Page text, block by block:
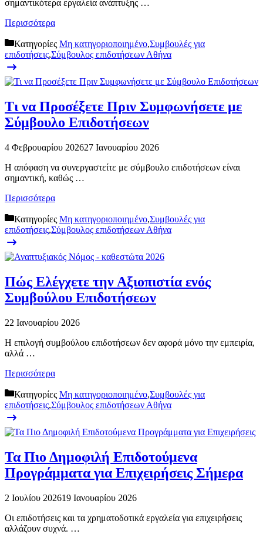
σημαντικότερα εργαλεία ανάπτυξης …
Περισσότερα
Κατηγορίες Μη κατηγοριοποιημένο,Συμβουλές για
επιδοτήσεις,Σύμβουλος επιδοτήσεων Αθήνα
Τι να Προσέξετε Πριν Συμφωνήσετε με
Σύμβουλο Επιδοτήσεων
4 Φεβρουαρίου 202627 Ιανουαρίου 2026
Η απόφαση να συνεργαστείτε με σύμβουλο επιδοτήσεων είναι
σημαντική, καθώς …
Περισσότερα
Κατηγορίες Μη κατηγοριοποιημένο,Συμβουλές για
επιδοτήσεις,Σύμβουλος επιδοτήσεων Αθήνα
Πώς Ελέγχετε την Αξιοπιστία ενός
Συμβούλου Επιδοτήσεων
22 Ιανουαρίου 2026
Η επιλογή συμβούλου επιδοτήσεων δεν αφορά μόνο την εμπειρία,
αλλά …
Περισσότερα
Κατηγορίες Μη κατηγοριοποιημένο,Συμβουλές για
επιδοτήσεις,Σύμβουλος επιδοτήσεων Αθήνα
Τα Πιο Δημοφιλή Επιδοτούμενα
Προγράμματα για Επιχειρήσεις Σήμερα
2 Ιουλίου 202619 Ιανουαρίου 2026
Οι επιδοτήσεις και τα χρηματοδοτικά εργαλεία για επιχειρήσεις
αλλάζουν συχνά. …